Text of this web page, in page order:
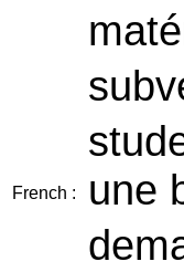
French :
une